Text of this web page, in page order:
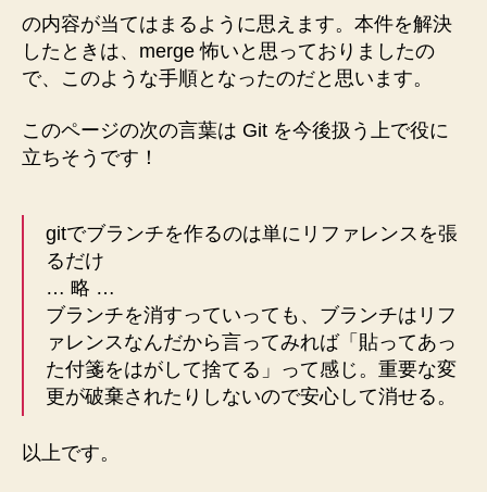
の内容が当てはまるように思えます。本件を解決
したときは、merge 怖いと思っておりましたの
で、このような手順となったのだと思います。
このページの次の言葉は Git を今後扱う上で役に
立ちそうです！
gitでブランチを作るのは単にリファレンスを張
るだけ
… 略 …
ブランチを消すっていっても、ブランチはリフ
ァレンスなんだから言ってみれば「貼ってあっ
た付箋をはがして捨てる」って感じ。重要な変
更が破棄されたりしないので安心して消せる。
以上です。